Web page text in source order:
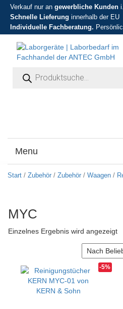
Verkauf nur an gewerbliche Kunden
Schnelle Lieferung innerhalb der EU
Individuelle Fachberatung.
Menu
Start / Zubehör / Zubehör / Waagen /
MYC
Einzelnes Ergebnis wird angezeigt
-5%